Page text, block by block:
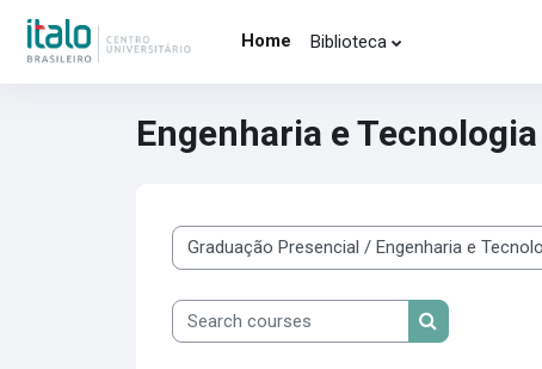
Home
Biblioteca
Engenharia e Tecnologia
Course categories
Search courses
Search courses